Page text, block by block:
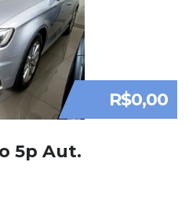
R$0,00
5p Aut.